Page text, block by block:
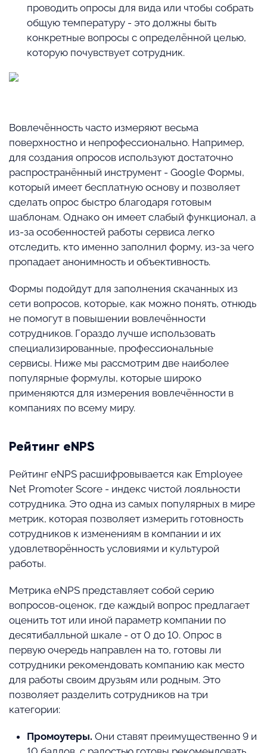
проводить опросы для вида или чтобы собрать
общую температуру - это должны быть
конкретные вопросы с определённой целью,
которую почувствует сотрудник.
Вовлечённость часто измеряют весьма
поверхностно и непрофессионально. Например,
для создания опросов используют достаточно
распространённый инструмент - Google Формы,
который имеет бесплатную основу и позволяет
сделать опрос быстро благодаря готовым
шаблонам. Однако он имеет слабый функционал, а
из-за особенностей работы сервиса легко
отследить, кто именно заполнил форму, из-за чего
пропадает анонимность и объективность.
Формы подойдут для заполнения скачанных из
сети вопросов, которые, как можно понять, отнюдь
не помогут в повышении вовлечённости
сотрудников. Гораздо лучше использовать
специализированные, профессиональные
сервисы. Ниже мы рассмотрим две наиболее
популярные формулы, которые широко
применяются для измерения вовлечённости в
компаниях по всему миру.
Рейтинг eNPS
Рейтинг eNPS расшифровывается как Employee
Net Promoter Score - индекс чистой лояльности
сотрудника. Это одна из самых популярных в мире
метрик, которая позволяет измерить готовность
сотрудников к изменениям в компании и их
удовлетворённость условиями и культурой
работы.
Метрика eNPS представляет собой серию
вопросов-оценок, где каждый вопрос предлагает
оценить тот или иной параметр компании по
десятибалльной шкале - от 0 до 10. Опрос в
первую очередь направлен на то, готовы ли
сотрудники рекомендовать компанию как место
для работы своим друзьям или родным. Это
позволяет разделить сотрудников на три
категории:
Промоутеры. Они ставят преимущественно 9 и